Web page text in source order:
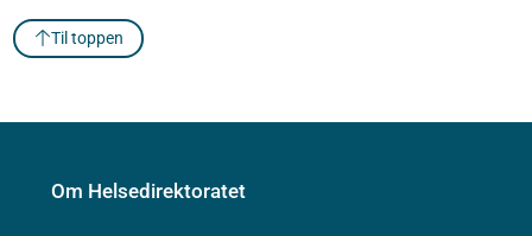
Til toppen
Om Helsedirektoratet